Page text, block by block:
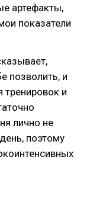
артефакты,
показатели
позволить, и
тренировок и
лично не
поэтому